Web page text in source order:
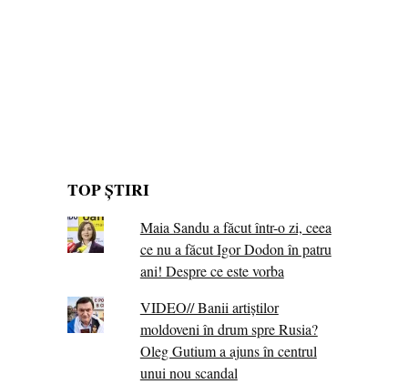
TOP ȘTIRI
Maia Sandu a făcut într-o zi, ceea
ce nu a făcut Igor Dodon în patru
ani! Despre ce este vorba
VIDEO// Banii artiștilor
moldoveni în drum spre Rusia?
Oleg Gutium a ajuns în centrul
unui nou scandal